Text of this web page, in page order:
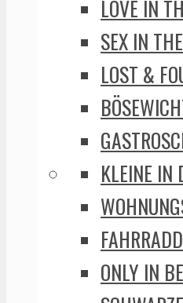
LOVE IN
SEX IN
LOST &
KLEINE IN
ONLY IN